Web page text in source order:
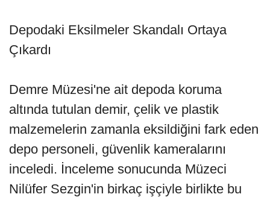
Depodaki Eksilmeler Skandalı Ortaya
Çıkardı
Demre Müzesi'ne ait depoda koruma
altında tutulan demir, çelik ve plastik
malzemelerin zamanla eksildiğini fark eden
depo personeli, güvenlik kameralarını
inceledi. İnceleme sonucunda Müzeci
Nilüfer Sezgin'in birkaç işçiyle birlikte bu